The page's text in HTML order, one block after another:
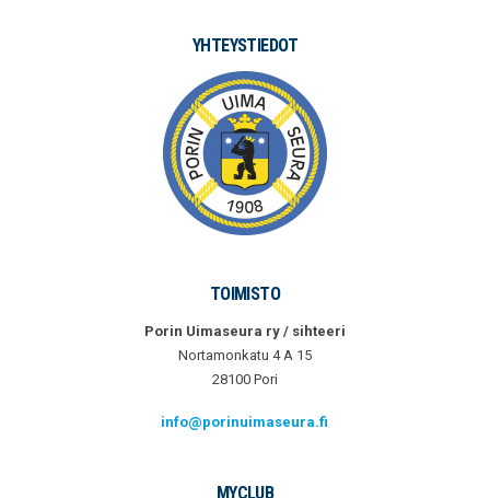
YHTEYSTIEDOT
TOIMISTO
Porin Uimaseura ry / sihteeri
Nortamonkatu 4 A 15
28100 Pori
info@porinuimaseura.fi
MYCLUB